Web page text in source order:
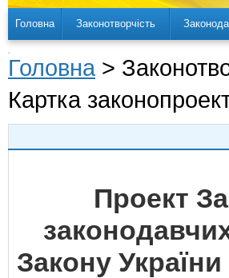
Головна Законотворчість
Головна >
Картка
Проект
Закону